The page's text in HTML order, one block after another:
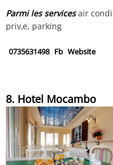
Parmi les servicesair
priv‚e, parking
0735631498 Fb Website
8. Hotel Mocambo